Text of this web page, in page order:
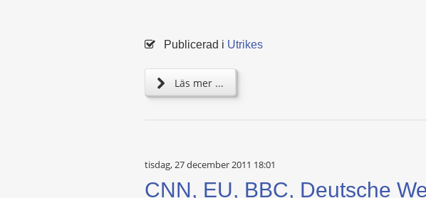
Publicerad i Utrikes
Läs mer ...
tisdag, 27 december 2011 18:01
CNN, EU, BBC, Deutsche